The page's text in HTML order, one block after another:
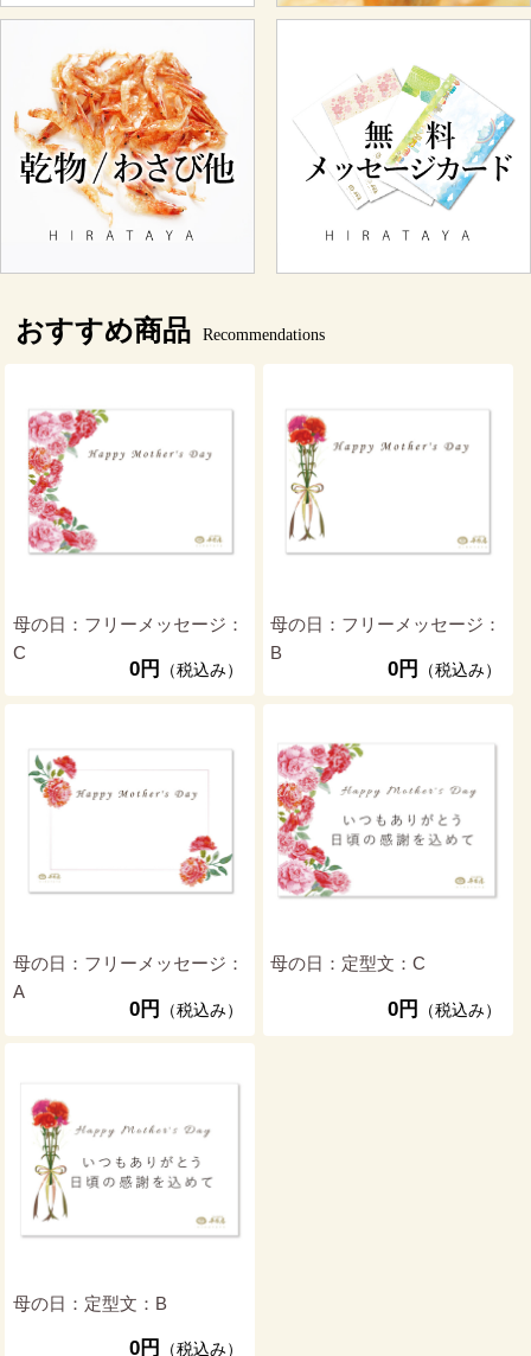
おすすめ商品 Recommendations
母の日：フリーメッセージ：
C
0円 （税込み）
母の日：フリーメッセージ：
B
0円 （税込み）
母の日：フリーメッセージ：
A
0円 （税込み）
母の日：定型文：C
0円 （税込み）
母の日：定型文：B
0円 （税込み）